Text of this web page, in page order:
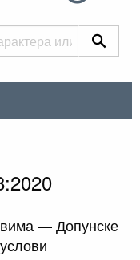
— Допунске